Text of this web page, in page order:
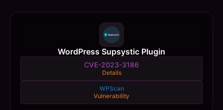
WordPress Supsystic Plugin
CVE-2023-3186
Details
WPScan
Vulnerability